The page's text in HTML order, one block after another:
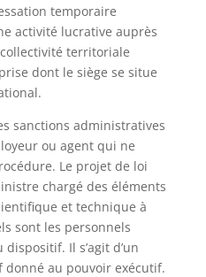
temporaire
activité lucrative auprès
collectivité territoriale
dont le siège se situe
sanctions administratives
ou agent qui ne
Le projet de loi
chargé des éléments
et technique à
sont les personnels
Il s’agit d’un
au pouvoir exécutif.